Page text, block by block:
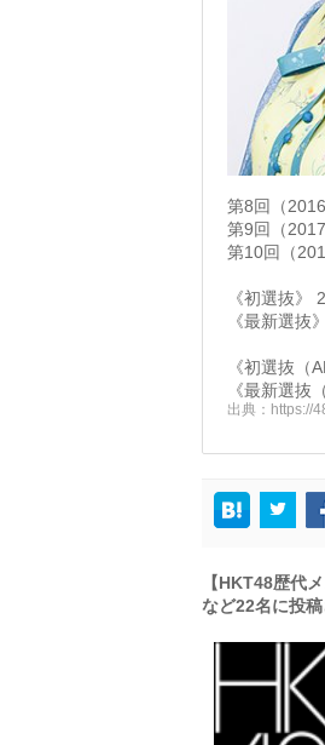
第8回（
第9回（
第10回（
《初選抜》
《最新選抜
《初選抜（
《最新選抜
出典： https://
【HKT48歴代
など22名に投